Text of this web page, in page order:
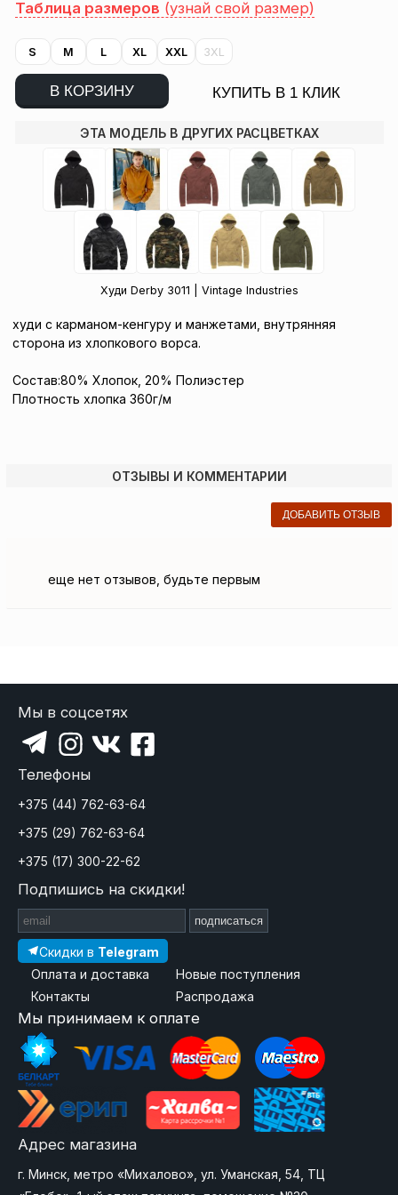
Таблица размеров (узнай свой размер)
S M L XL XXL 3XL
В КОРЗИНУ КУПИТЬ В 1 КЛИК
ЭТА МОДЕЛЬ В ДРУГИХ РАСЦВЕТКАХ
Худи Derby 3011 | Vintage Industries
худи с карманом-кенгуру и манжетами, внутрянняя
сторона из хлопкового ворса.
Состав:80% Хлопок, 20% Полиэстер
Плотность хлопка 360г/м
ОТЗЫВЫ И КОММЕНТАРИИ
ДОБАВИТЬ ОТЗЫВ
еще нет отзывов, будьте первым
Мы в соцсетях
Телефоны
+375 (44) 762-63-64
+375 (29) 762-63-64
+375 (17) 300-22-62
Подпишись на скидки!
подписаться
Скидки в Telegram
Оплата и доставка
Контакты
Новые поступления
Распродажа
Мы принимаем к оплате
Адрес магазина
г. Минск, метро «Михалово», ул. Уманская, 54, ТЦ